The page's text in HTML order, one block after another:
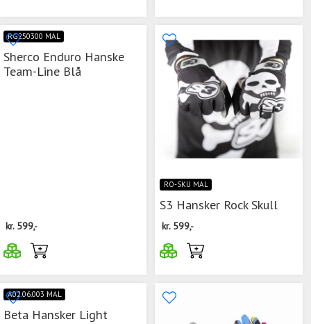
RG250300 MAL
Sherco Enduro Hanske
Team-Line Blå
kr. 599,-
RO-SKU MAL
S3 Hansker Rock Skull
kr. 599,-
A02.06.003 MAL
Beta Hansker Light